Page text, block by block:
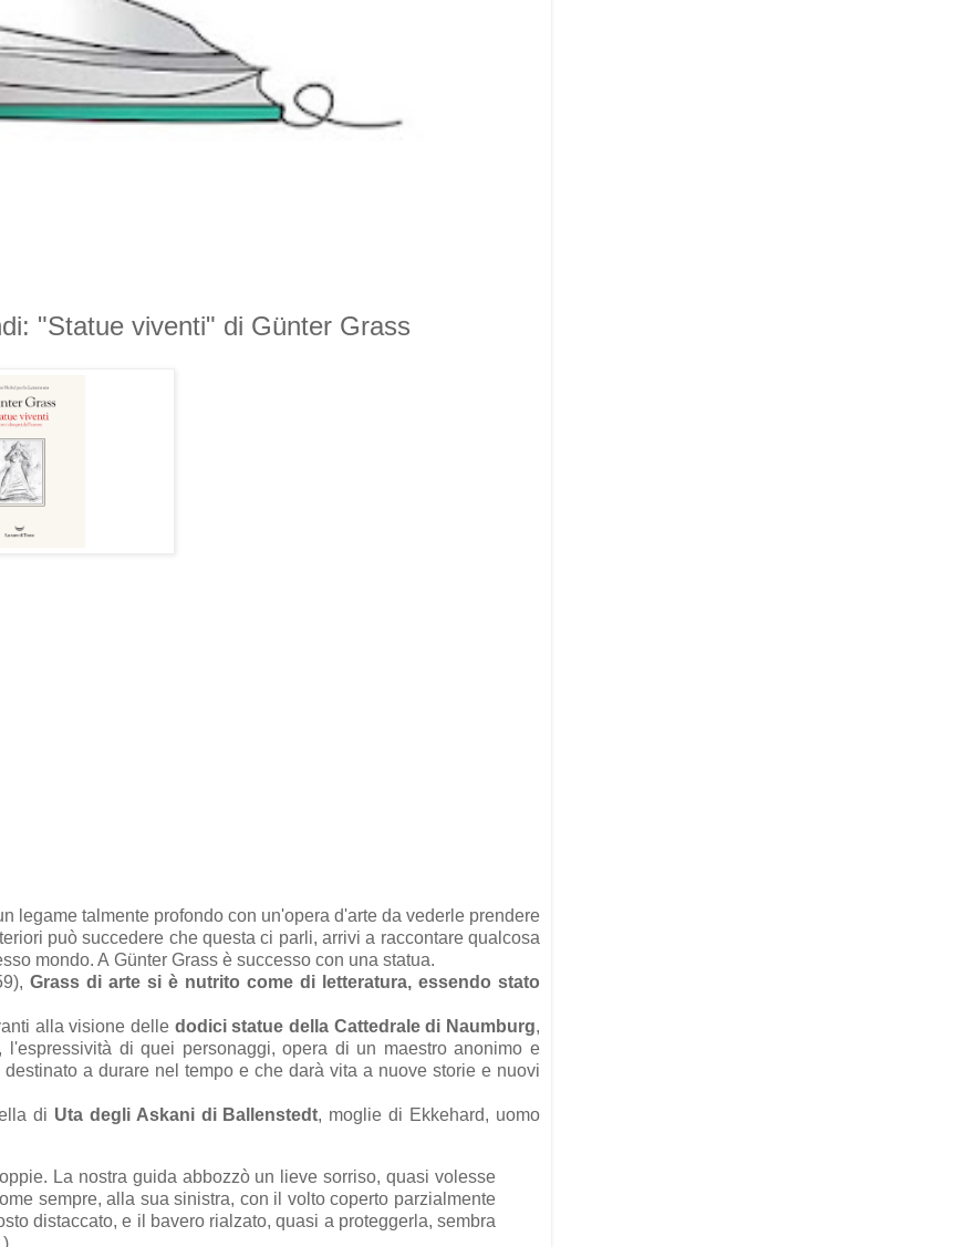
"Statue viventi" di Günter Grass
legame talmente profondo con un'opera d'arte da vederle prendere
può succedere che questa ci parli, arrivi a raccontare qualcosa
mondo. A Günter Grass è successo con una statua.
Grass di arte si è nutrito come di letteratura, essendo stato
alla visione delle dodici statue della Cattedrale di Naumburg,
di quei personaggi, opera di un maestro anonimo e
a durare nel tempo e che darà vita a nuove storie e nuovi
di Uta degli Askani di Ballenstedt, moglie di Ekkehard, uomo
La nostra guida abbozzò un lieve sorriso, quasi volesse
sempre, alla sua sinistra, con il volto coperto parzialmente
distaccato, e il bavero rialzato, quasi a proteggerla, sembra